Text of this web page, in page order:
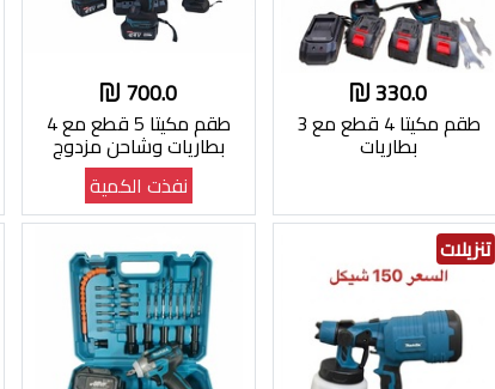
330.0
طقم مكيتا 4 قطع مع 3
بطاريات
700.0
طقم مكيتا 5 قطع مع 4
بطاريات وشاحن مزدوج
نفذت الكمية
تنزيلات